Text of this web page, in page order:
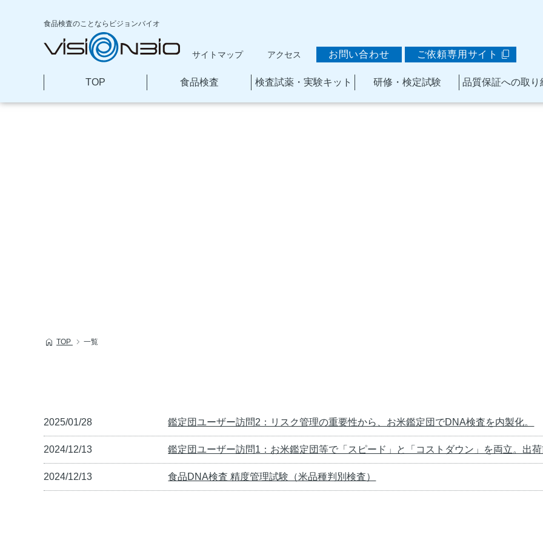
食品検査のことなら ビジョンバイオ
サイトマップ アクセス お問い合わせ ご依頼専用サイト
TOP 食品検査 検査試薬・実験キット 研修・検定試験 品質保証への取り
TOP 一覧
2025/01/28 鑑定団ユーザー訪問2：リスク管理の重要性から、お米鑑定団でDNA検査を内製化。
2024/12/13 鑑定団ユーザー訪問1：お米鑑定団等で「スピード」と「コストダウン」を両立。出荷
2024/12/13 食品DNA検査 精度管理試験（米品種判別検査）